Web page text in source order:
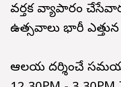
వర్తక వ్యాపారం
ఉత్సవాలు భారీ ఎత్తున
ఆలయ దర్శించే